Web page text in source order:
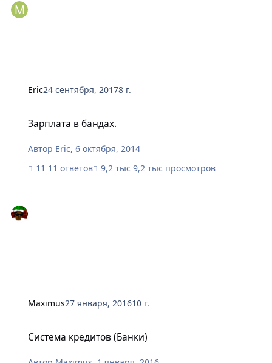
Eric24 сентября, 20178 г.
Зарплата в бандах.
Автор Eric,6 октября, 2014
11 ответов
9,2 тыс просмотров
Maximus27 января, 201610 г.
Система кредитов (Банки)